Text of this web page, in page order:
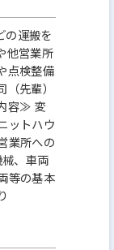
の運搬を
他営業所
点検整備
先輩）
容≫ 変
ットハウ
業所への
、車両
等の基本